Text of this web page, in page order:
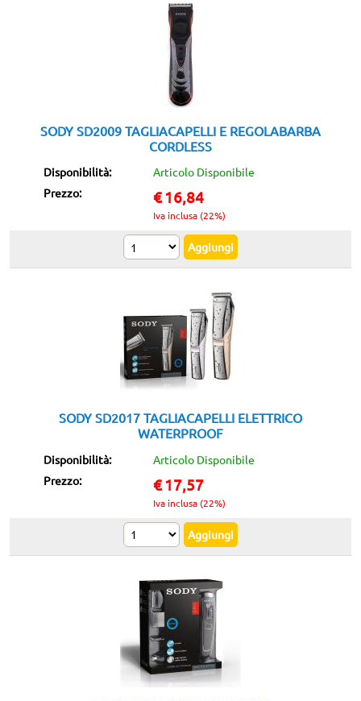
SODY SD2009 TAGLIACAPELLI E REGOLABARBA
CORDLESS
Disponibilità:
Articolo Disponibile
Prezzo:
€16,84
Iva inclusa (22%)
SODY SD2017 TAGLIACAPELLI ELETTRICO
WATERPROOF
Disponibilità:
Articolo Disponibile
Prezzo:
€17,57
Iva inclusa (22%)